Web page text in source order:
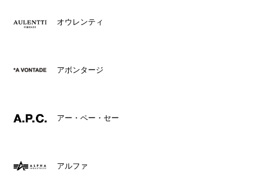
オウレンティ
アボンタージ
アー・ペー・セー
アルファ